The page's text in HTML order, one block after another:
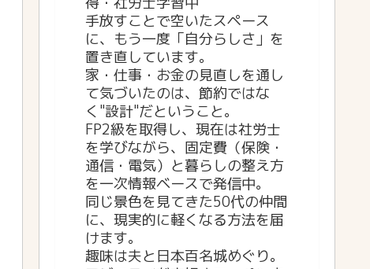
手放すことで空いたスペース
に、もう一度「自分らしさ」を
置き直しています。
家・仕事・お金の見直しを通し
て気づいたのは、節約ではな
く"設計"だということ。
FP2級を取得し、現在は社労士
を学びながら、固定費（保険・
通信・電気）と暮らしの整え方
を一次情報ベースで発信中。
同じ景色を見てきた50代の仲間
に、現実的に軽くなる方法を届
けます。
趣味は夫と日本百名城めぐり。